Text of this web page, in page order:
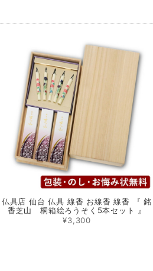
仏具店 仙台 仏具 線香 お線香 線香 『 銘
香芝山 桐箱絵ろうそく5本セット 』
¥3,300